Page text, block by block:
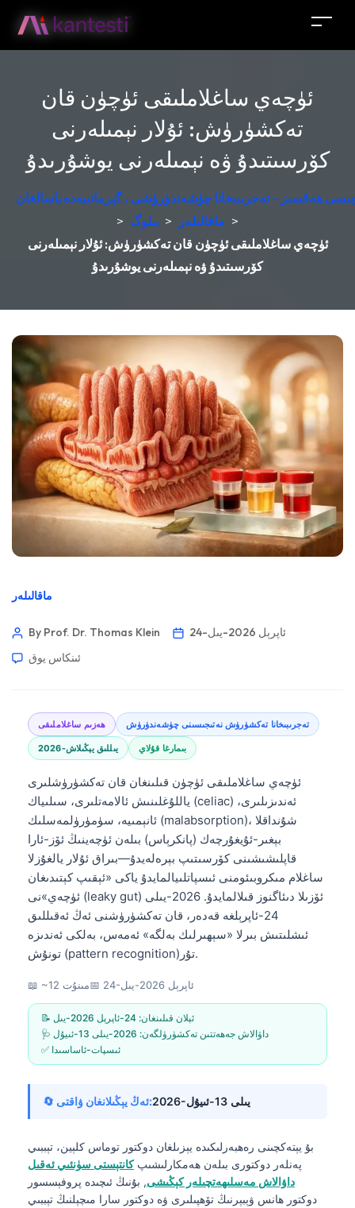
ئۈچەي ساغلاملىقى ئۈچۈن قان
تەكشۈرۈش: ئۇلار نېمىلەرنى
كۆرسىتىدۇ ۋە نېمىلەرنى يوشۇرىدۇ
ھەقسىز - تەجرىبىخانا چۈشەندۈرۈشى ، گېرمانىيەدە ياسالغان
> بىلوگ > ماقالىلەر >
ئۈچەي ساغلاملىقى ئۈچۈن قان تەكشۈرۈش: ئۇلار نېمىلەرنى
كۆرسىتىدۇ ۋە نېمىلەرنى يوشۇرىدۇ
ماقالىلەر
By Prof. Dr. Thomas Klein
24-ئاپرېل 2026-يىل
ئىنكاس يوق
ھەزىم ساغلاملىقى تەجرىبىخانا تەكشۈرۈش نەتىجىسىنى چۈشەندۈرۈش
2026-يىللىق يېڭىلاش بىمارغا قۇلاي
ئۈچەي ساغلاملىقى ئۈچۈن قىلىنغان قان تەكشۈرۈشلىرى
ياللۇغلىنىش ئالامەتلىرى، سىلىياك (celiac) ئەندىزىلىرى،
ئانېمىيە، سۈمۈرۈلمەسلىك (malabsorption)، شۇنداقلا
بېغىر-ئۇيغۇرچەك (پانكرېاس) بىلەن ئۈچەينىڭ ئۆز-ئارا
قاپلىشىشىنى كۆرسىتىپ بېرەلەيدۇ—بىراق ئۇلار يالغۇزلا
ساغلام مىكروبىئومنى ئىسپاتلىيالمايدۇ ياكى «ئېقىپ كېتىدىغان
ئۈچەي»نى (leaky gut) ئۆزىلا دىئاگنوز قىلالمايدۇ. 2026-يىلى
24-ئاپرېلغە قەدەر، قان تەكشۈرۈشنى ئەڭ ئەقىللىق
ئىشلىتىش بىرلا «سېھىرلىك بەلگە» ئەمەس، بەلكى ئەندىزە
تونۇش (pattern recognition)تۇر.
📖 ~12 مىنۇت📅 24-ئاپرېل 2026-يىل
📝 ئېلان قىلىنغان: 24-ئاپرېل 2026-يىل
🩺 داۋالاش جەھەتتىن تەكشۈرۈلگەن: 2026-يىلى 13-ئىيۇل
✅ ئىسپات-ئاساسىدا
🔄 ئەڭ يېڭىلانغان ۋاقتى: 2026-يىلى 13-ئىيۇل
بۇ يېتەكچىنى رەھبەرلىكىدە يېزىلغان دوكتور توماس كلېين، تېببىي
پەنلەر دوكتورى بىلەن ھەمكارلىشىپكانتېستى سۈنئىي ئەقىل
داۋالاش مەسلىھەتچىلەر كېڭىشى, بۇنىڭ ئىچىدە پروفېسسور
دوكتور ھانس ۋېبېرنىڭ تۆھپىلىرى ۋە دوكتور سارا مىچېلنىڭ تېببىي